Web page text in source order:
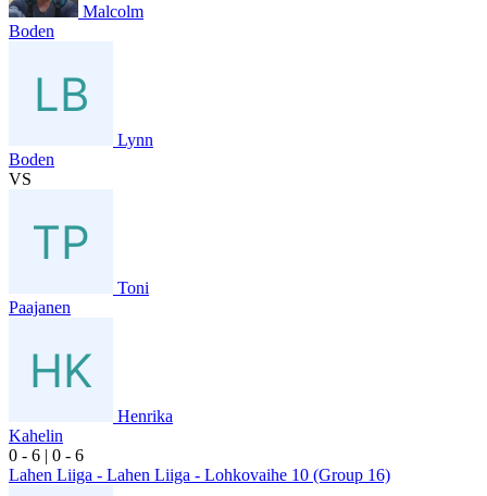
Malcolm
Boden
Lynn
Boden
VS
Toni
Paajanen
Henrika
Kahelin
0 - 6 | 0 - 6
Lahen Liiga - Lahen Liiga - Lohkovaihe 10 (Group 16)